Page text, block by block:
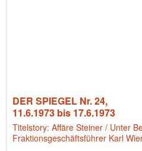
DER SPIEGEL Nr. 24,
11.6.1973 bis 17.6.1973
Titelstory: Affäre Steiner / Unter
Fraktionsgeschäftsführer Karl